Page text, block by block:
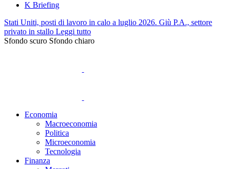
K Briefing
Stati Uniti, posti di lavoro in calo a luglio 2026. Giù P.A., settore
privato in stallo Leggi tutto
Sfondo scuro Sfondo chiaro
Economia
Macroeconomia
Politica
Microeconomia
Tecnologia
Finanza